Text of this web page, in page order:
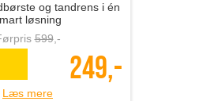
og tandrens i én
løsning
599,-
249,-
Læs mere